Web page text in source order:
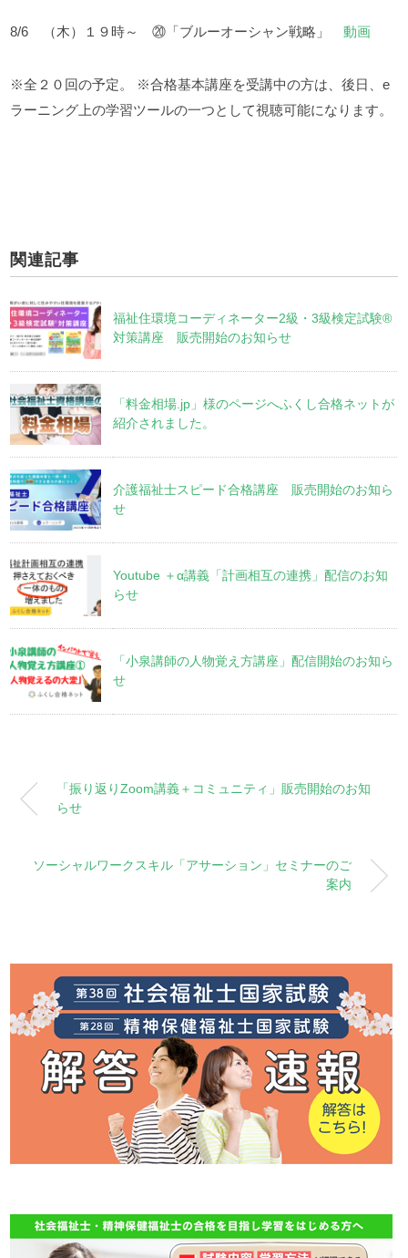
8/6 （木）１９時～ ⑳「ブルーオーシャン戦略」動画
※全２０回の予定。
※合格基本講座を受講中の方は、後日、e
ラーニング上の学習ツールの一つとして視聴可能になります。
関連記事
福祉住環境コーディネーター2級・3級検定試験®
対策講座 販売開始のお知らせ
「料金相場.jp」様のページへふくし合格ネットが
紹介されました。
介護福祉士スピード合格講座 販売開始のお知ら
せ
Youtube ＋α講義「計画相互の連携」配信のお知
らせ
「小泉講師の人物覚え方講座」配信開始のお知ら
せ
「振り返りZoom講義＋コミュニティ」販売開始のお知
らせ
ソーシャルワークスキル「アサーション」セミナーのご
案内